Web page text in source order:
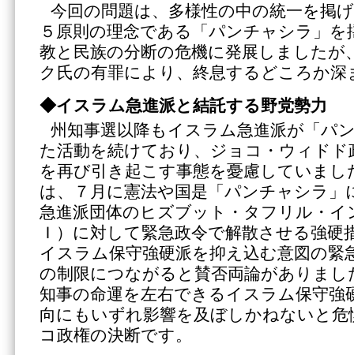
今回の問題は、多様性の中の統一を掲
５原則の理念である「パンチャシラ」
教と民族の分断の危機に発展しましたが
ク氏の有罪により、終息するどころか
◆イスラム急進派と結託する野党勢力
州知事選以降もイスラム急進派が「パ
た活動を続けており、ジョコ・ウィドド
を再び引き起こす事態を憂慮していまし
は、７月に憲法や国是「パンチャシラ」
急進派団体のヒズブット・タフリル・イ
Ｉ）に対して緊急政令で解散させる強硬
イスラム保守強硬派を抑え込む意図の緊
の制限につながると賛否両論がありま
知事の命運を左右できるイスラム保守強
向にもいずれ影響を及ぼしかねないと
コ政権の決断です。